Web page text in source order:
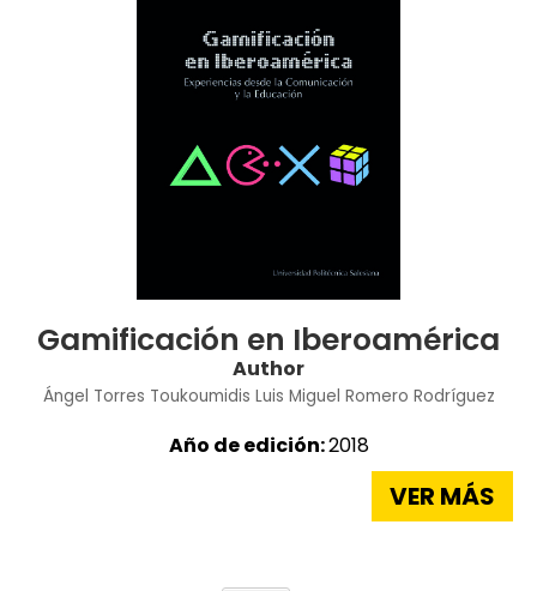
Gamificación en Iberoamérica
Author
Ángel Torres Toukoumidis Luis Miguel Romero Rodríguez
Año de edición:2018
VER MÁS